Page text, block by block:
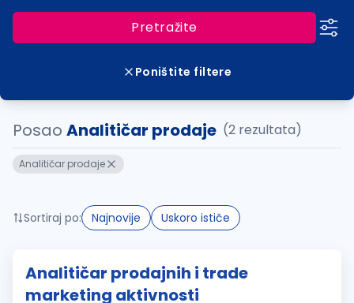
Pretražite
Poništite filtere
Posao Analitičar prodaje (2 rezultata)
Analitičar prodaje
Sortiraj po: Najnovije Uskoro ističe
Analitičar prodajnih i trade
marketing aktivnosti